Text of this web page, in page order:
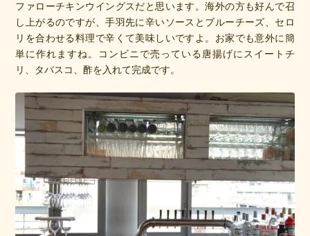
ファローチキンウイングスだと思います。海外の方も好んで召
し上がるのですが、手羽先に辛いソースとブルーチーズ、セロ
リを合わせる料理で辛くて美味しいですよ。お家でも意外に簡
単に作れますね。コンビニで売っている唐揚げにスイートチ
リ、タバスコ、酢を入れて完成です。